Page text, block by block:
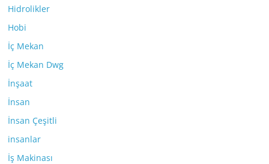
Hidrolikler
Hobi
İç Mekan
İç Mekan Dwg
İnşaat
İnsan
İnsan Çeşitli
insanlar
İş Makinası